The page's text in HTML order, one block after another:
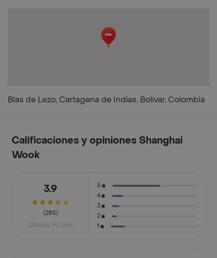
Blas de Lezo, Cartagena de Indias, Bolívar, Colombia
Calificaciones y opiniones Shanghai
Wook
3.9
(285)
Últimos 90 días
5
4
3
2
1